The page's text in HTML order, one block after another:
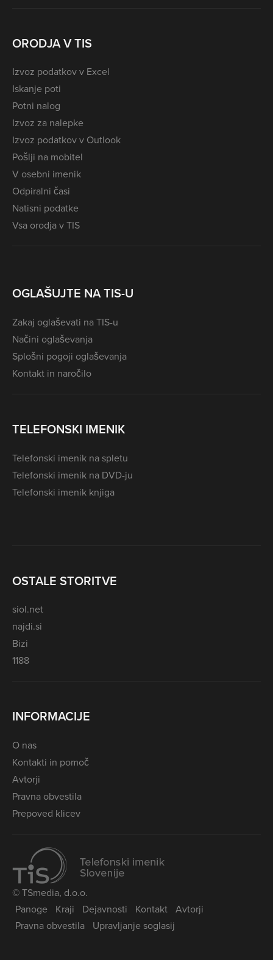
ORODJA V TIS
Izvoz podatkov v Excel
Iskanje poti
Potni nalog
Izvoz za nalepke
Izvoz podatkov v Outlook
Pošlji na mobitel
V osebni imenik
Odpiralni časi
Natisni podatke
Vsa orodja v TIS
OGLAŠUJTE NA TIS-U
Zakaj oglaševati na TIS-u
Načini oglaševanja
Splošni pogoji oglaševanja
Kontakt in naročilo
TELEFONSKI IMENIK
Telefonski imenik na spletu
Telefonski imenik na DVD-ju
Telefonski imenik knjiga
OSTALE STORITVE
siol.net
najdi.si
Bizi
1188
INFORMACIJE
O nas
Kontakti in pomoč
Avtorji
Pravna obvestila
Prepoved klicev
© TSmedia, d.o.o.
Panoge
Kraji Dejavnosti Kontakt Avtorji
Pravna obvestila
Upravljanje soglasij